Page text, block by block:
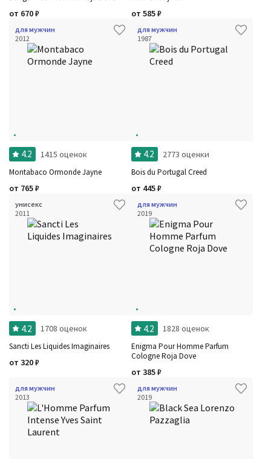
от 670₽ от 585₽
для мужчин
2012
4.2 1415 оценок
Montabaco Ormonde Jayne
от 765₽
для мужчин
1987
4.2 2773 оценки
Bois du Portugal Creed
от 445₽
унисекс
2011
4.2 1708 оценок
Sancti Les Liquides Imaginaires
от 320₽
для мужчин
2019
4.2 1828 оценок
Enigma Pour Homme Parfum
Cologne Roja Dove
от 385₽
для мужчин
2013
для мужчин
2019